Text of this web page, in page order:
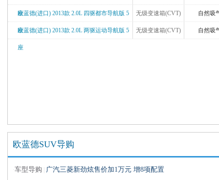
座
欧蓝德(进口) 2013款 2.0L 四驱都市导航版 5
座
无级变速箱(CVT) 自然吸
欧蓝德(进口) 2013款 2.0L 两驱运动导航版 5
座
无级变速箱(CVT) 自然吸
欧蓝德SUV导购
车型导购 广汽三菱新劲炫售价加1万元 增8项配置